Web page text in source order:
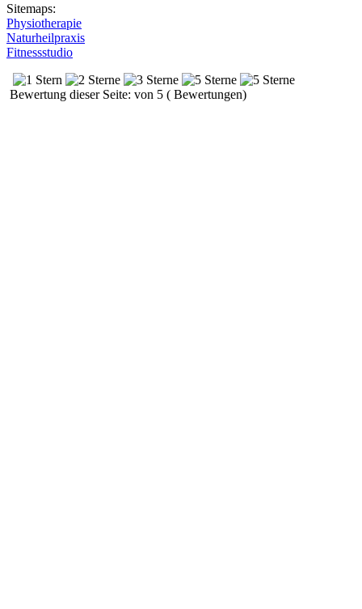
Sitemaps:
Physiotherapie
Naturheilpraxis
Fitnessstudio
Bewertung dieser Seite: von 5 ( Bewertungen)